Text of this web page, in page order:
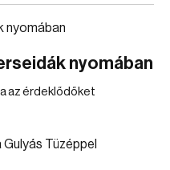
nyomában
az érdeklődőket